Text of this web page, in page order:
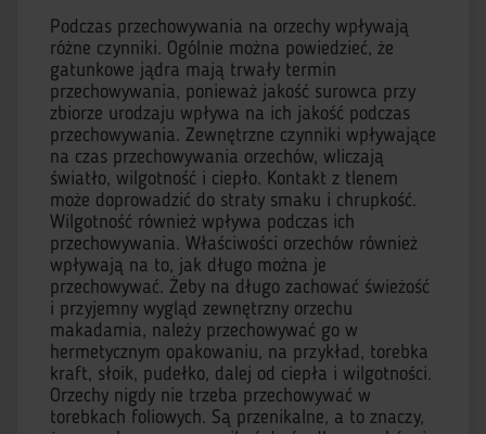
Podczas przechowywania na orzechy wpływają
różne czynniki. Ogólnie można powiedzieć, że
gatunkowe jądra mają trwały termin
przechowywania, ponieważ jakość surowca przy
zbiorze urodzaju wpływa na ich jakość podczas
przechowywania. Zewnętrzne czynniki wpływające
na czas przechowywania orzechów, wliczają
światło, wilgotność i ciepło. Kontakt z tlenem
może doprowadzić do straty smaku i chrupkość.
Wilgotność również wpływa podczas ich
przechowywania. Właściwości orzechów również
wpływają na to, jak długo można je
przechowywać. Żeby na długo zachować świeżość
i przyjemny wygląd zewnętrzny orzechu
makadamia, należy przechowywać go w
hermetycznym opakowaniu, na przykład, torebka
kraft, słoik, pudełko, dalej od ciepła i wilgotności.
Orzechy nigdy nie trzeba przechowywać w
torebkach foliowych. Są przenikalne, a to znaczy,